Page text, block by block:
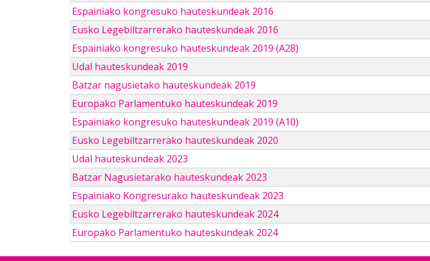
Espainiako kongresuko hauteskundeak 2016
Eusko Legebiltzarrerako hauteskundeak 2016
Espainiako kongresuko hauteskundeak 2019 (A28)
Udal hauteskundeak 2019
Batzar nagusietako hauteskundeak 2019
Europako Parlamentuko hauteskundeak 2019
Espainiako kongresuko hauteskundeak 2019 (A10)
Eusko Legebiltzarrerako hauteskundeak 2020
Udal hauteskundeak 2023
Batzar Nagusietarako hauteskundeak 2023
Espainiako Kongresurako hauteskundeak 2023
Eusko Legebiltzarrerako hauteskundeak 2024
Europako Parlamentuko hauteskundeak 2024